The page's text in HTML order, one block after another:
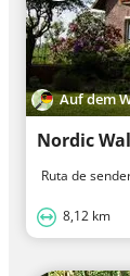
Auf dem
Nordic
Ruta de
8,12 km